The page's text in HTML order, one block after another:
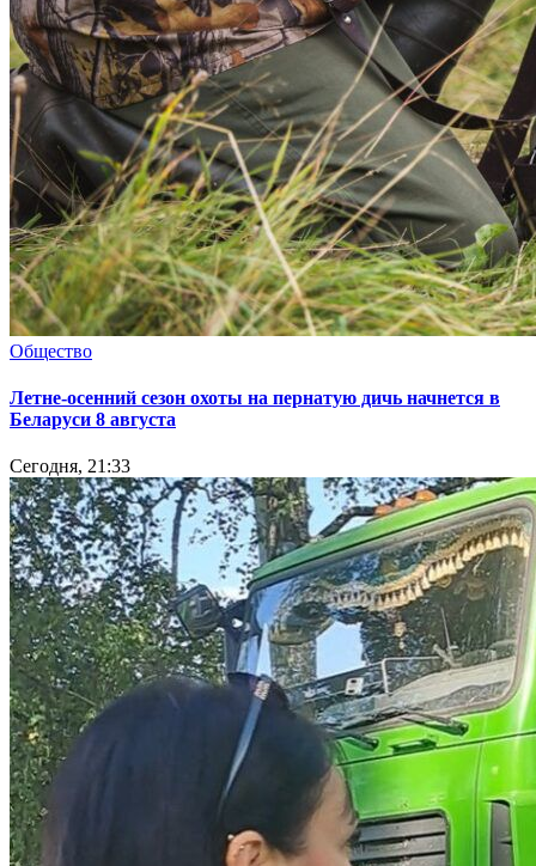
Общество
Летне-осенний сезон охоты на пернатую дичь начнется в
Беларуси 8 августа
Сегодня, 21:33